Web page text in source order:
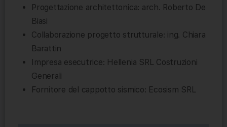
Progettazione architettonica: arch. Roberto De
Biasi
Collaborazione progetto strutturale: ing. Chiara
Barattin
Impresa esecutrice: Hellenia SRL Costruzioni
Generali
Fornitore del cappotto sismico: Ecosism SRL